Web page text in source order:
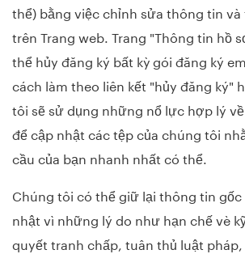
thể) bằng việc chỉnh sửa thông tin
trên Trang web. Trang "Thông tin hồ
thể hủy đăng ký bất kỳ gói đăng ký
cách làm theo liên kết "hủy đăng ký"
tôi sẽ sử dụng những nổ lực hợp lý
để cập nhật các tệp của chúng tôi
cầu của bạn nhanh nhất có thể.
Chúng tôi có thể giữ lại thông tin
nhật vì những lý do như hạn chế vè
quyết tranh chấp, tuân thủ luật